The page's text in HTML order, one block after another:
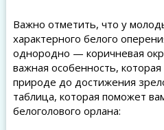
Важно отметить, что у
характерного белого
однородно — коричневая
важная особенность,
природе до достижения
таблица, которая поможет
белоголового орлана: